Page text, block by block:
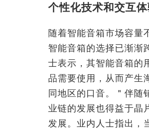
个性化技术和交互
随着智能音箱市场容量
智能音箱的选择已渐渐
士表示，其智能音箱的
品需要使用，从而产生
同地区的口音。＂伴随
业链的发展也得益于晶
发展。业内人士指出，